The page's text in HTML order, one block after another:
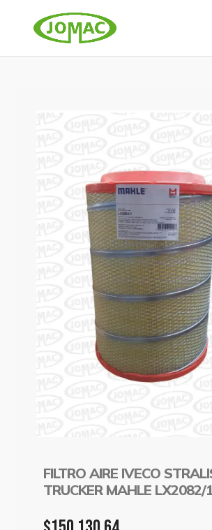
FILTRO AIRE IVECO
TRUCKER MAHLE LX2082/